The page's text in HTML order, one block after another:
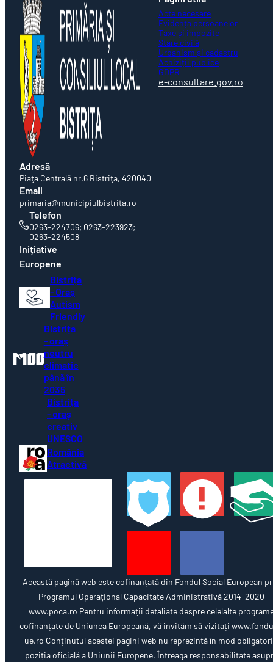
Adresă
Piaţa Centrală nr.6 Bistriţa, 420040
Email
primaria@municipiulbistrita.ro
Telefon
0263-224706; 0263-223923;
0263-224508
Evidența persoanelor
Taxe și impozite
Stare civilă
Urbanism și cadastru
Achiziții publice
GDPR
e-consultare.gov.ro
Inițiative
Europene
Bistrița
- Oraș
Autism
Friendly
Bistrița
- oraș
neutru
climatic
până în
2035
Bistrița
- oraș
creativ
UNESCO
România
Atractivă
Această pagină web este cofinanțată din Fondul Social European
Programul Operațional Capacitate Administrativă 2014-2020
www.poca.ro Pentru informații detaliate despre celelalte
cofinanțate de Uniunea Europeană, vă invităm să vizitați
ue.ro Conținutul acestei pagini web nu reprezintă în mod
poziția oficială a Uniunii Europene. Întreaga responsabilitate
corectitudinii și coerenței informațiilor prezentate revine